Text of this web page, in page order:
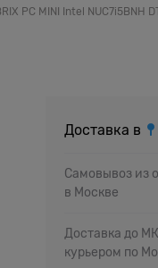
MINI Intel
Доставка в
Самовывоз из
в Москве
Доставка до
курьером по